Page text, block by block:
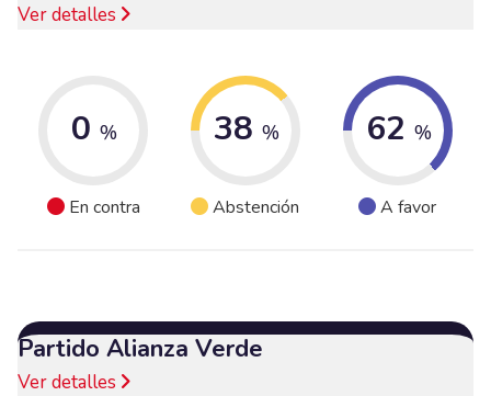
Ver detalles
0 %
En contra
38 %
Abstención
62 %
A favor
Partido Alianza Verde
Ver detalles